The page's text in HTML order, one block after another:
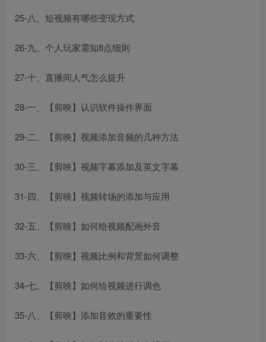
25-八、短视频有哪些变现方式
26-九、个人玩家需知8点细则
27-十、直播间人气怎么提升
28-一、【剪映】认识软件操作界面
29-二、【剪映】视频添加音频的几种方法
30-三、【剪映】视频字幕添加及英文字幕
31-四、【剪映】视频转场的添加与应用
32-五、【剪映】如何给视频配画外音
33-六、【剪映】视频比例和背景如何调整
34-七、【剪映】如何给视频进行调色
35-八、【剪映】添加音效的重要性